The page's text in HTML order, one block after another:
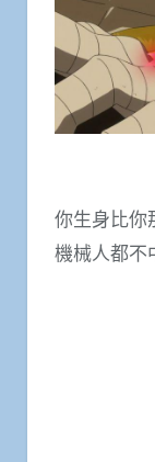
你生身比你
機械人都不